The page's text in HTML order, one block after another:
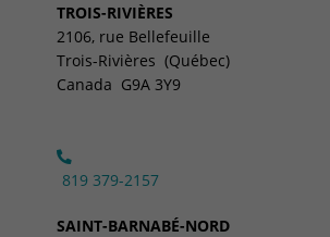
k
-
f
n
-
i
TROIS-RIVIÈRES
2106, rue Bellefeuille
Trois-Rivières (Québec)
Canada G9A 3Y9
819 379-2157
SAINT-BARNABÉ-NORD